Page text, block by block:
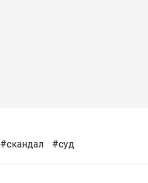
#скандал #суд